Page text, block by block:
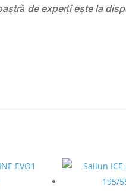
de experți este la